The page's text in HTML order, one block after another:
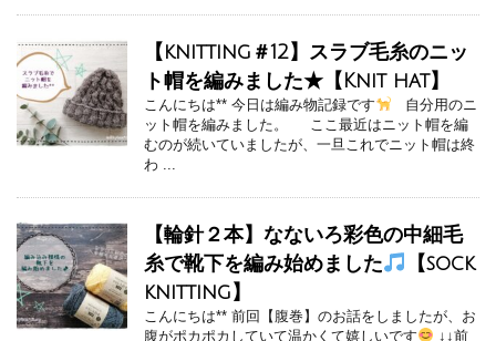
【knitting＃12】スラブ毛糸のニッ
ト帽を編みました★【Knit hat】
こんにちは** 今日は編み物記録です
自分用のニ
ット帽を編みました。 ここ最近はニット帽を編
むのが続いていましたが、一旦これでニット帽は終
わ ...
【輪針２本】なないろ彩色の中細毛
糸で靴下を編み始めました
【sock
knitting】
こんにちは** 前回【腹巻】のお話をしましたが、お
腹がポカポカしていて温かくて嬉しいです
↓↓前